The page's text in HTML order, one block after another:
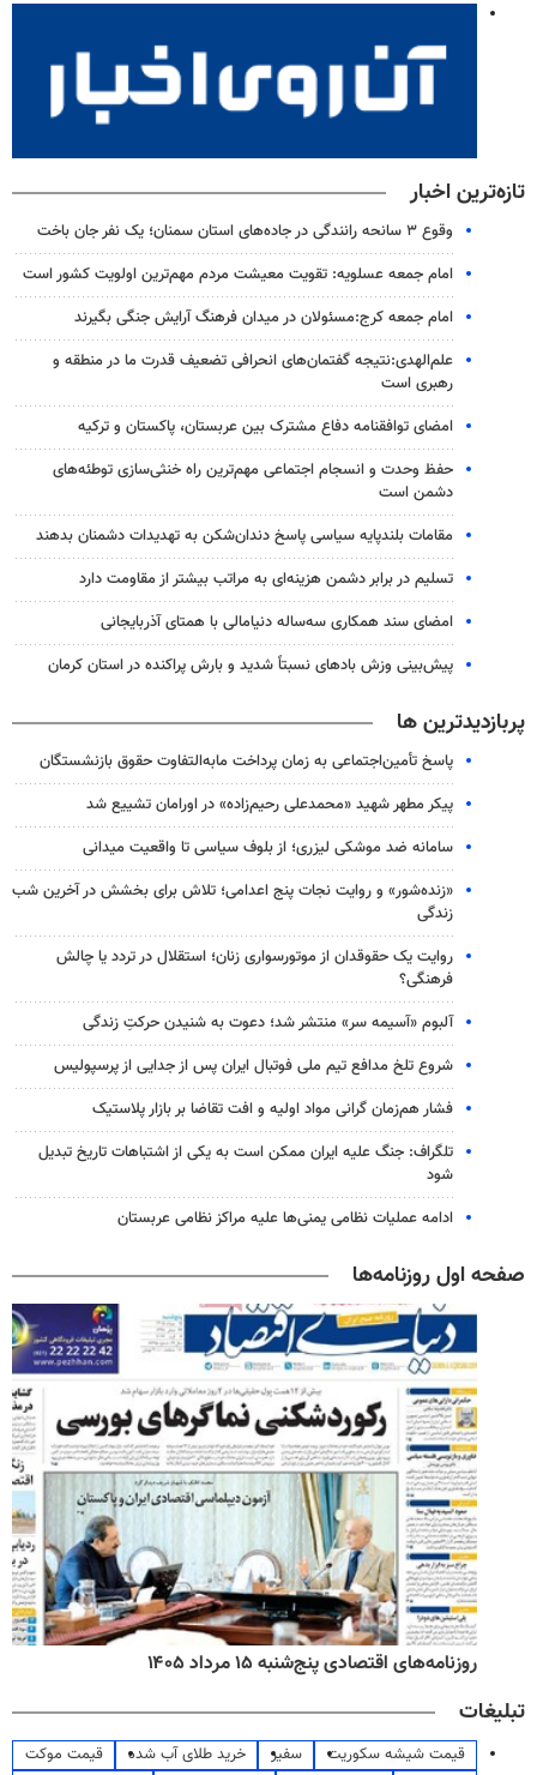
تازه‌ترین اخبار
وقوع ۳ سانحه رانندگی در جاده‌های استان سمنان؛ یک نفر جان باخت
امام جمعه عسلویه: تقویت معیشت مردم مهم‌ترین اولویت کشور است
امام جمعه کرج:مسئولان در میدان فرهنگ آرایش جنگی بگیرند
علم‌الهدی:نتیجه گفتمان‌های انحرافی تضعیف قدرت ما در منطقه و
رهبری است
امضای توافقنامه دفاع مشترک بین عربستان، پاکستان و ترکیه
حفظ وحدت و انسجام اجتماعی مهم‌ترین راه خنثی‌سازی توطئه‌های
دشمن است
مقامات بلندپایه سیاسی پاسخ دندان‌شکن به تهدیدات دشمنان بدهند
تسلیم در برابر دشمن هزینه‌ای به مراتب بیشتر از مقاومت دارد
امضای سند همکاری سه‌ساله دنیامالی با همتای آذربایجانی
پیش‌بینی وزش بادهای نسبتاً شدید و بارش پراکنده در استان کرمان
پربازدیدترین ها
پاسخ تأمین‌اجتماعی به زمان پرداخت مابه‌التفاوت حقوق بازنشستگان
پیکر مطهر شهید «محمدعلی رحیم‌زاده» در اورامان تشییع شد
سامانه ضد موشکی لیزری؛ از بلوف سیاسی تا واقعیت میدانی
«زنده‌شور» و روایت نجات پنج اعدامی؛ تلاش برای بخشش در آخرین شب
زندگی
روایت یک حقوقدان از موتورسواری زنان؛ استقلال در تردد یا چالش
فرهنگی؟
آلبوم «آسیمه سر» منتشر شد؛ دعوت به شنیدن حرکتِ زندگی
شروع تلخ مدافع تیم ملی فوتبال ایران پس از جدایی از پرسپولیس
فشار هم‌زمان گرانی مواد اولیه و افت تقاضا بر بازار پلاستیک
تلگراف: جنگ علیه ایران ممکن است به یکی از اشتباهات تاریخ تبدیل
شود
ادامه عملیات نظامی یمنی‌ها علیه مراکز نظامی عربستان
صفحه اول روزنامه‌ها
روزنامه‌های اقتصادی پنج‌شنبه ۱۵ مرداد ۱۴۰۵
تبلیغات
قیمت شیشه سکوریت سفیر خرید طلای آب شده
قیمت موکت